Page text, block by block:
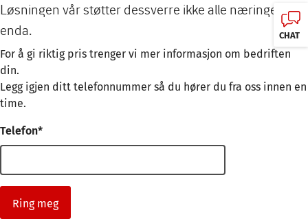
Løsningen vår støtter dessverre ikke alle næringer
enda.
For å gi riktig pris trenger vi mer informasjon om bedriften
din.
Legg igjen ditt telefonnummer så du hører du fra oss innen en
time.
Telefon*
CHAT